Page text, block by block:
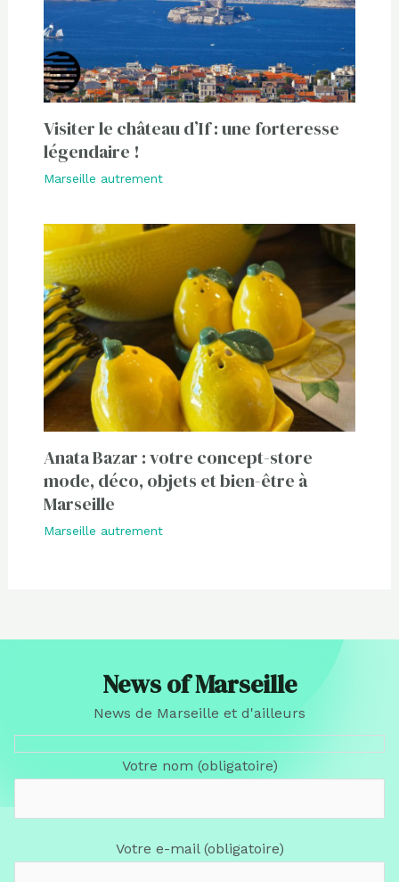
Visiter le château d’If : une forteresse
légendaire !
Marseille autrement
Anata Bazar : votre concept-store
mode, déco, objets et bien-être à
Marseille
Marseille autrement
News of Marseille
News de Marseille et d'ailleurs
Votre nom (obligatoire)
Votre e-mail (obligatoire)